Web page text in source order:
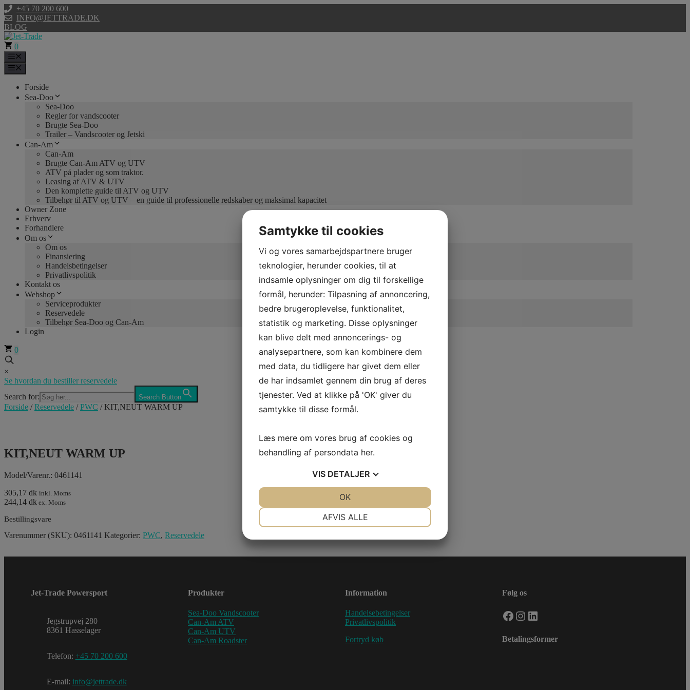
Hop
til
indhold
+45 70 200 600
INFO@JETTRADE.DK
BLOG
0
Forside
Sea-Doo
Sea-Doo
Regler for vandscooter
Brugte Sea-Doo
Trailer – Vandscooter og Jetski
Can-Am
Can-Am
Brugte Can-Am ATV og UTV
ATV på plader og som traktor.
Leasing af ATV & UTV
Den komplette guide til ATV og UTV
Tilbehør til ATV og UTV – en guide til professionelle redskaber og maksimal kapacitet
Owner Zone
Erhverv
Forhandlere
Om os
Om os
Finansiering
Handelsbetingelser
Privatlivspolitik
Kontakt os
Webshop
Serviceprodukter
Reservedele
Tilbehør Sea-Doo og Can-Am
Login
0
×
Se hvordan du bestiller reservedele
Search for:
Search Button
Forside /Reservedele /PWC / KIT,NEUT WARM UP
KIT,NEUT WARM UP
Model/Varenr.: 0461141
305,17 dk inkl. Moms
244,14 dk ex. Moms
Bestillingsvare
Varenummer (SKU): 0461141 Kategorier: PWC, Reservedele
Jet-Trade Powersport
Jegstrupvej 280
8361 Hasselager
Telefon: +45 70 200 600
E-mail: info@jettrade.dk
Produkter
Sea-Doo Vandscooter
Can-Am ATV
Can-Am UTV
Can-Am Roadster
Information
Handelsebetingelser
Privatlivspolitik
Fortryd køb
Følg os
Facebook
Instagram
LinkedIn
Betalingsformer
Samtykke til cookies
Vi og vores samarbejdspartnere bruger
teknologier, herunder cookies, til at
indsamle oplysninger om dig til forskellige
formål, herunder: Tilpasning af annoncering,
bedre brugeroplevelse, funktionalitet,
statistik og marketing. Disse oplysninger
kan blive delt med annoncerings- og
analysepartnere, som kan kombinere dem
med data, du tidligere har givet dem eller
de har indsamlet gennem din brug af deres
tjenester. Ved at klikke på 'OK' giver du
samtykke til disse formål.
Læs mere om vores brug af cookies og
behandling af persondata her.
VIS DETALJER
AFVIS ALLE
OK